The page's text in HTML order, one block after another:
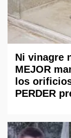
Ni vinagre
MEJOR
los
PERDER